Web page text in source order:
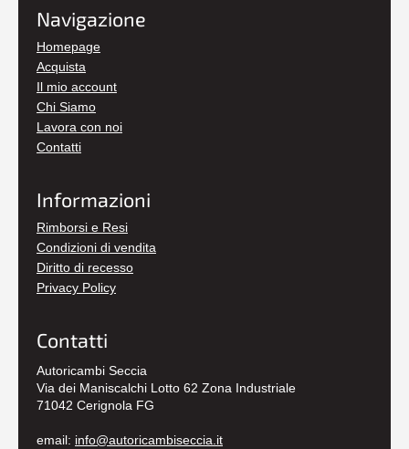
Navigazione
Homepage
Acquista
Il mio account
Chi Siamo
Lavora con noi
Contatti
Informazioni
Rimborsi e Resi
Condizioni di vendita
Diritto di recesso
Privacy Policy
Contatti
Autoricambi Seccia
Via dei Maniscalchi Lotto 62 Zona Industriale
71042 Cerignola FG
email: info@autoricambiseccia.it